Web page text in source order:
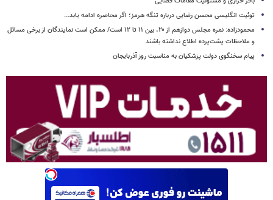
توئیت انگلیسی محسن رضایی درباره تنگه هرمز؛ اگر محاصره ادامه یابد...
محمودزاده: نمره مجلس دوازهم از ۲۰، بین ۱۱ تا ۱۲ است/ ممکن است نمایندگان از برخی مسائل
و ملاحظات پشت‌پرده اطلاع نداشته باشند
پیام سخنگوی دولت پزشکیان به مناسبت روز آذربایجان